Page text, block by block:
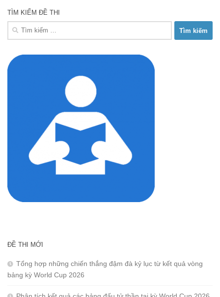
TÌM KIẾM ĐỀ THI
Tìm
kiếm
ĐỀ THI MỚI
Tổng hợp những chiến thắng đậm đà kỷ lục từ kết quả vòng
bảng kỳ World Cup 2026